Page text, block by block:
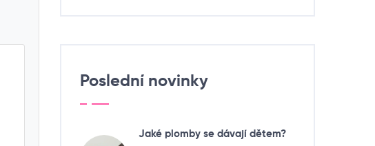
Poslední novinky
Jaké plomby se dávají dětem?